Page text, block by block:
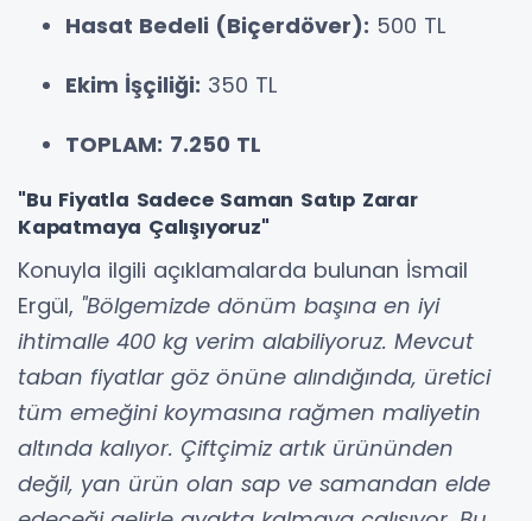
Hasat Bedeli (Biçerdöver): 500 TL
Ekim İşçiliği: 350 TL
TOPLAM: 7.250 TL
"Bu Fiyatla Sadece Saman Satıp Zarar
Kapatmaya Çalışıyoruz"
Konuyla ilgili açıklamalarda bulunan İsmail
Ergül, "Bölgemizde dönüm başına en iyi
ihtimalle 400 kg verim alabiliyoruz. Mevcut
taban fiyatlar göz önüne alındığında, üretici
tüm emeğini koymasına rağmen maliyetin
altında kalıyor. Çiftçimiz artık ürününden
değil, yan ürün olan sap ve samandan elde